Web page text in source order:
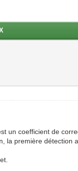
un coefficient de
la première détection